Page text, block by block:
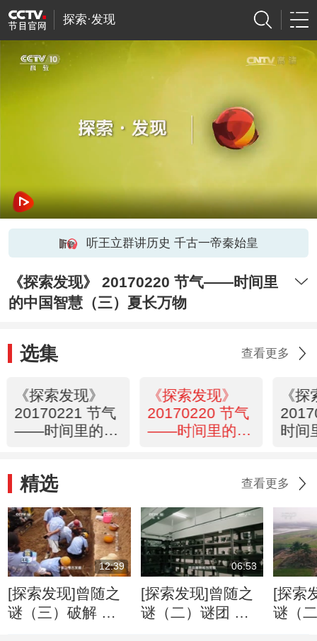
探索·发现
听王立群讲历史 千古一帝秦始皇
《探索发现》 20170220 节气——时间里
的中国智慧（三）夏长万物
选集 查看更多
《探索发现》
20170221 节气
——时间里的中
《探索发现》
20170220 节气
——时间里的中
《
时间
精选 查看更多
12:39
[探索发现]曾随之
谜（三）破解 寻
06:53
[探索发现]曾随之
谜（二）谜团 叶
[探索
谜（